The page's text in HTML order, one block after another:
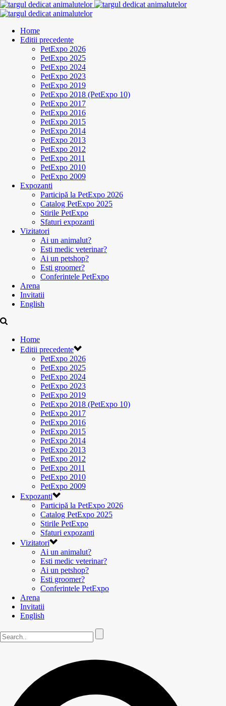
Home
Editii precedente
PetExpo 2026
PetExpo 2025
PetExpo 2024
PetExpo 2023
PetExpo 2019
PetExpo 2018 (PetExpo 10)
PetExpo 2017
PetExpo 2016
PetExpo 2015
PetExpo 2014
PetExpo 2013
PetExpo 2012
PetExpo 2011
PetExpo 2010
PetExpo 2009
Expozanti
Participă la PetExpo 2026
Catalog PetExpo 2025
Stirile PetExpo
Sfaturi expozanti
Vizitatori
Ai un animalut?
Esti medic veterinar?
Ai un petshop?
Esti groomer?
Conferintele PetExpo
Arena
Invitatii
English
Home
Editii precedente
PetExpo 2026
PetExpo 2025
PetExpo 2024
PetExpo 2023
PetExpo 2019
PetExpo 2018 (PetExpo 10)
PetExpo 2017
PetExpo 2016
PetExpo 2015
PetExpo 2014
PetExpo 2013
PetExpo 2012
PetExpo 2011
PetExpo 2010
PetExpo 2009
Expozanti
Participă la PetExpo 2026
Catalog PetExpo 2025
Stirile PetExpo
Sfaturi expozanti
Vizitatori
Ai un animalut?
Esti medic veterinar?
Ai un petshop?
Esti groomer?
Conferintele PetExpo
Arena
Invitatii
English